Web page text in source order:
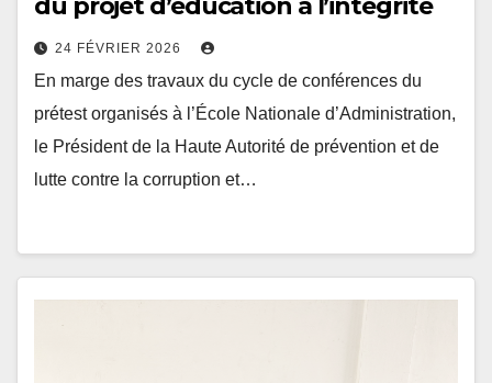
24 FÉVRIER 2026
En marge des travaux du cycle de conférences du
prétest organisés à l’École Nationale d’Administration,
le Président de la Haute Autorité de prévention et de
lutte contre la corruption et…